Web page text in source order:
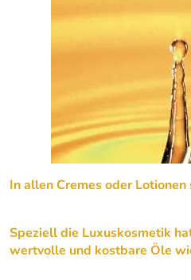
In allen Cremes oder
Speziell die Luxuskosmetik
wertvolle und kostbare Öle